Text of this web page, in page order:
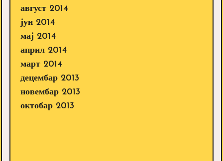
август 2014
јун 2014
мај 2014
април 2014
март 2014
децембар 2013
новембар 2013
октобар 2013